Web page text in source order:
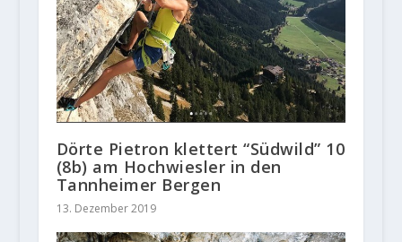
Dörte Pietron klettert “Südwild” 10
(8b) am Hochwiesler in den
Tannheimer Bergen
13. Dezember 2019